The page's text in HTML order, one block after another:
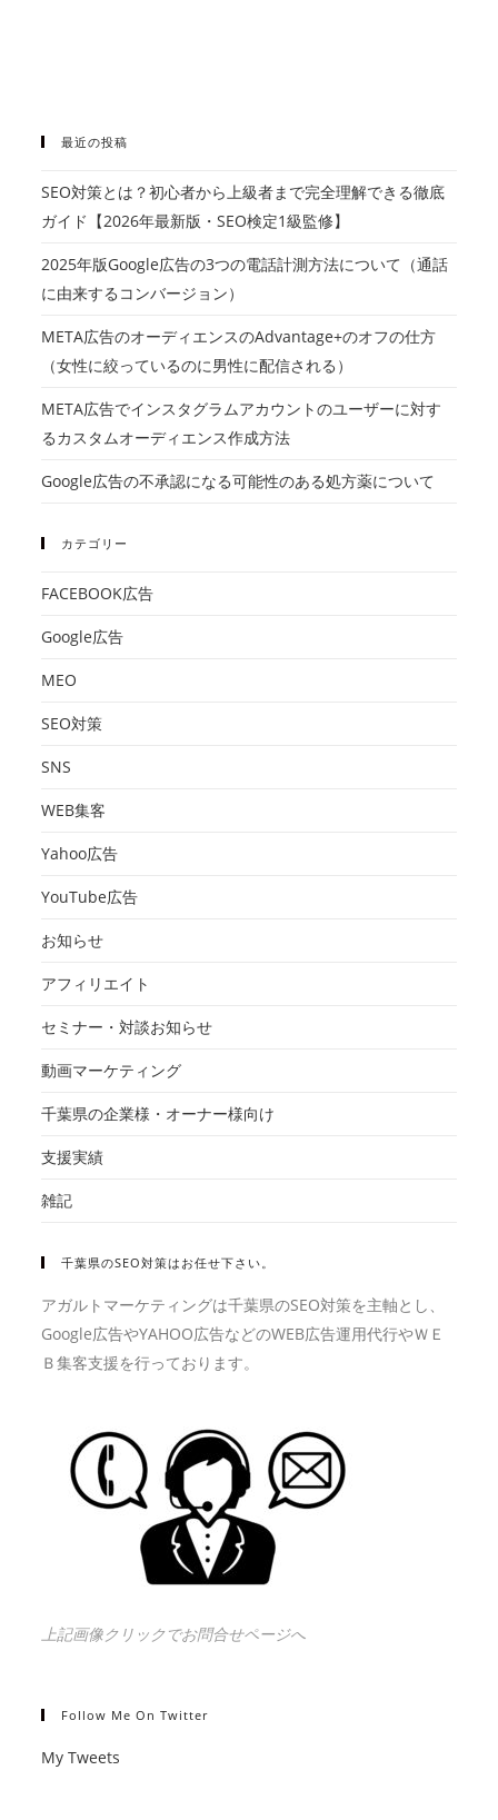
最近の投稿
SEO対策とは？初心者から上級者まで完全理解できる徹底
ガイド【2026年最新版・SEO検定1級監修】
2025年版Google広告の3つの電話計測方法について（通話
に由来するコンバージョン）
META広告のオーディエンスのAdvantage+のオフの仕方
（女性に絞っているのに男性に配信される）
META広告でインスタグラムアカウントのユーザーに対す
るカスタムオーディエンス作成方法
Google広告の不承認になる可能性のある処方薬について
カテゴリー
FACEBOOK広告
Google広告
MEO
SEO対策
SNS
WEB集客
Yahoo広告
YouTube広告
お知らせ
アフィリエイト
セミナー・対談お知らせ
動画マーケティング
千葉県の企業様・オーナー様向け
支援実績
雑記
千葉県のSEO対策はお任せ下さい。
アガルトマーケティングは千葉県のSEO対策を主軸とし、
Google広告やYAHOO広告などのWEB広告運用代行やＷＥ
Ｂ集客支援を行っております。
上記画像クリックでお問合せページへ
Follow Me On Twitter
My Tweets